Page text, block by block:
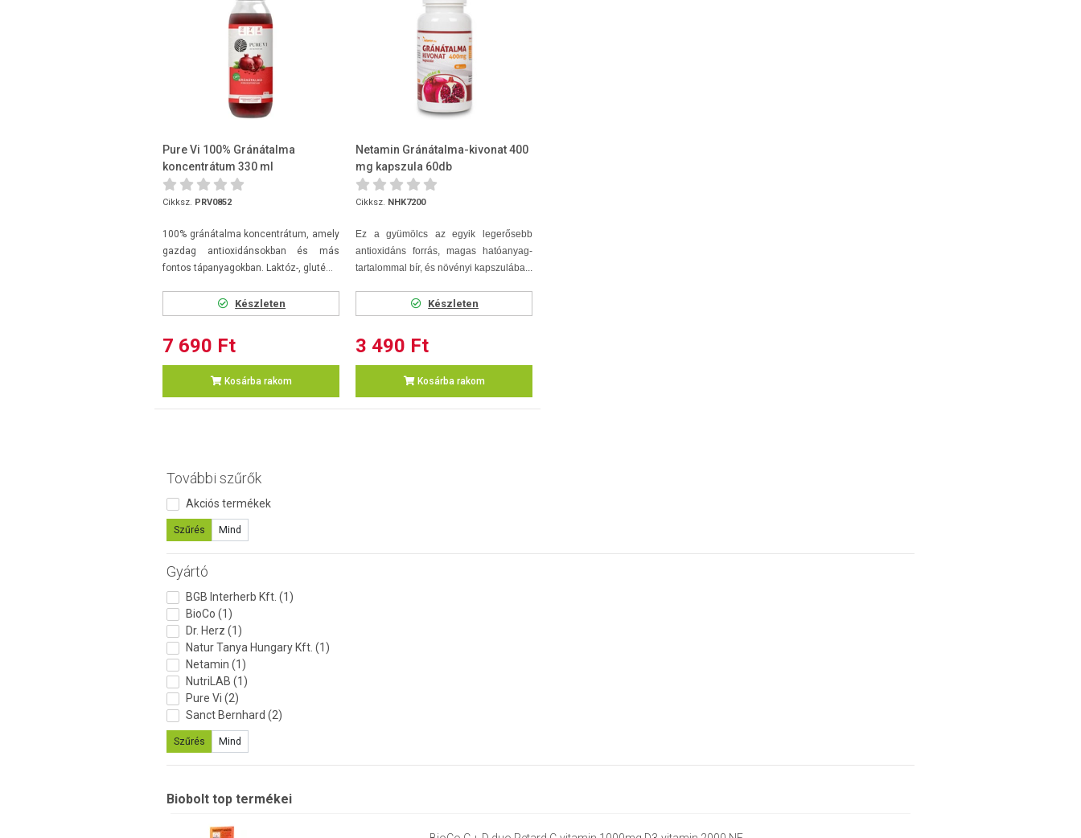
További szűrők
Akciós termékek
Szűrés Mind
Gyártó
BGB Interherb Kft. (1)
BioCo (1)
Dr. Herz (1)
Natur Tanya Hungary Kft. (1)
Netamin (1)
NutriLAB (1)
Pure Vi (2)
Sanct Bernhard (2)
Szűrés Mind
Biobolt top termékei
Pure Vi 100% Gránátalma
koncentrátum 330 ml
Cikksz. PRV0852
100% gránátalma koncentrátum, amely
gazdag antioxidánsokban és más
fontos tápanyagokban. Laktóz-, gluté...
Készleten
7 690 Ft
Kosárba rakom
Netamin Gránátalma-kivonat 400
mg kapszula 60db
Cikksz. NHK7200
Ez a gyümölcs az egyik legerősebb
antioxidáns forrás, magas hatóanyag-
tartalommal bír, és növényi kapszulába...
Készleten
3 490 Ft
Kosárba rakom